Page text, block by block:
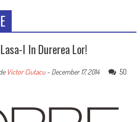
I In Durerea Lor!
Victor Ciutacu- December 17, 2014
50